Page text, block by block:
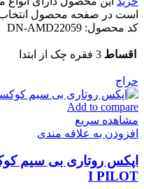
است در صفحه محصول
کد محصول: DN-AMD22059
اقساط 3 فقره چک از ابتدا
حراج
Add to compare
مشاهده سریع
افزودن به علاقه مندی
I PILOT